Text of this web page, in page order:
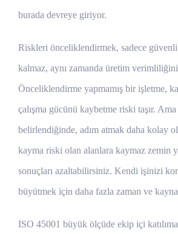
burada devreye giriyor.
Riskleri önceliklendirmek, sadece
kalmaz, aynı zamanda üretim
Önceliklendirme yapmamış bir işletme,
çalışma gücünü kaybetme riski taşır.
belirlendiğinde, adım atmak daha kolay
kayma riski olan alanlara kaymaz zemin
sonuçları azaltabilirsiniz. Kendi işinizi
büyütmek için daha fazla zaman ve
ISO 45001 büyük ölçüde ekip içi